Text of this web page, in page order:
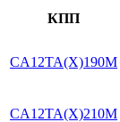
КПП
CA12TA(X)190M
CA12TA(X)210M